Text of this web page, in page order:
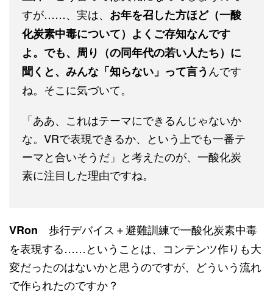
すが……、実は、 お年を召した方ほど（一酸
化炭素中毒について）よくご存知なんです
よ。でも、周り（の同年代の若い人たち）に
聞くと、みんな「知らない」って言う んです
ね。そこに気づいて。
「ああ、これはテーマにできるんじゃないか
な。VRで表現できるか、という上でも一番テ
ーマと合いそうだ」と考えたのが、一酸化炭
素に注目した理由ですね。
VRon 歩行デバイス＋避難訓練で一酸化炭素中毒
を表現する……ということは、コンテンツ作りも大
変だったのはないかと思うのですが、どういう流れ
で作られたのですか？